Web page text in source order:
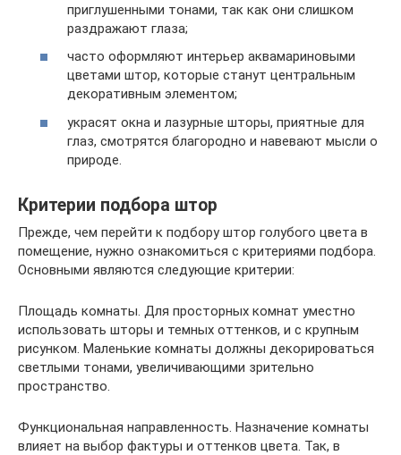
приглушенными тонами, так как они слишком
раздражают глаза;
часто оформляют интерьер аквамариновыми
цветами штор, которые станут центральным
декоративным элементом;
украсят окна и лазурные шторы, приятные для
глаз, смотрятся благородно и навевают мысли о
природе.
Критерии подбора штор
Прежде, чем перейти к подбору штор голубого цвета в
помещение, нужно ознакомиться с критериями подбора.
Основными являются следующие критерии:
Площадь комнаты. Для просторных комнат уместно
использовать шторы и темных оттенков, и с крупным
рисунком. Маленькие комнаты должны декорироваться
светлыми тонами, увеличивающими зрительно
пространство.
Функциональная направленность. Назначение комнаты
влияет на выбор фактуры и оттенков цвета. Так, в